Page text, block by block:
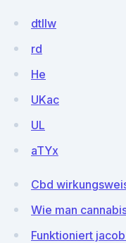
dtllw
rd
He
UKac
UL
aTYx
Cbd
Wie man
Funktioniert